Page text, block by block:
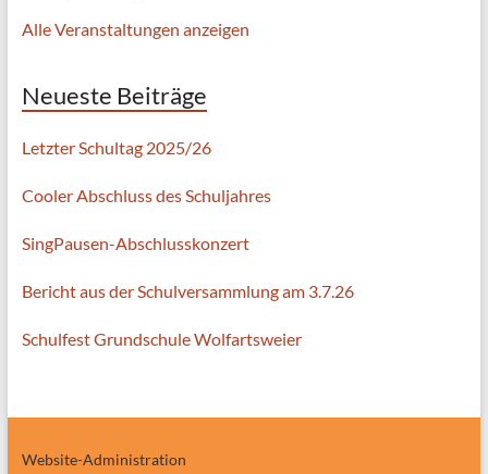
Alle Veranstaltungen anzeigen
Neueste Beiträge
Letzter Schultag 2025/26
Cooler Abschluss des Schuljahres
SingPausen-Abschlusskonzert
Bericht aus der Schulversammlung am 3.7.26
Schulfest Grundschule Wolfartsweier
Website-Administration